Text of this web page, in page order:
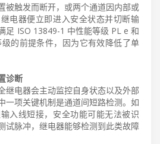
被触发而断开，或两个通道因内部或
电器便立即进入安全状态并切断输
足 ISO 13849-1 中性能等级 PL e 和
的前提条件，因为它有效降低了单
诊断
继电器会主动监控自身状态以及外部
一项关键机制是通道间短路检测。如
入线短接，安全功能可能无法被识
试脉冲，继电器能够检测到此类故障